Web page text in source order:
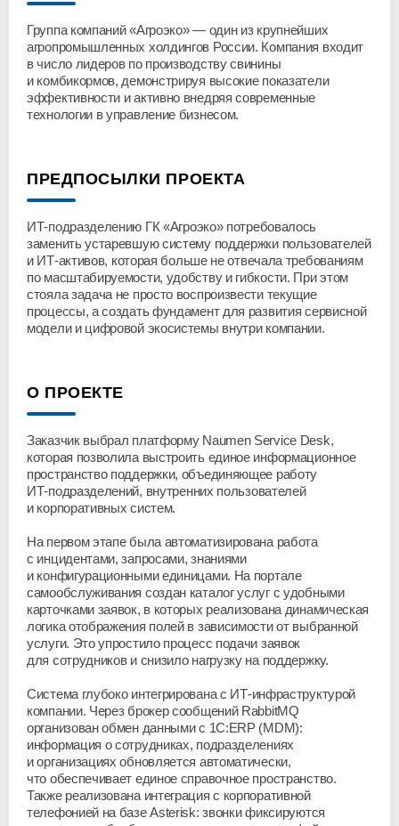
Группа компаний «Агроэко» — один из крупнейших
агропромышленных холдингов России. Компания входит
в число лидеров по производству свинины
и комбикормов, демонстрируя высокие показатели
эффективности и активно внедряя современные
технологии в управление бизнесом.
ПРЕДПОСЫЛКИ ПРОЕКТА
ИТ-подразделению ГК «Агроэко» потребовалось
заменить устаревшую систему поддержки пользователей
и ИТ-активов, которая больше не отвечала требованиям
по масштабируемости, удобству и гибкости. При этом
стояла задача не просто воспроизвести текущие
процессы, а создать фундамент для развития сервисной
модели и цифровой экосистемы внутри компании.
О ПРОЕКТЕ
Заказчик выбрал платформу Naumen Service Desk,
которая позволила выстроить единое информационное
пространство поддержки, объединяющее работу
ИТ-подразделений, внутренних пользователей
и корпоративных систем.
На первом этапе была автоматизирована работа
с инцидентами, запросами, знаниями
и конфигурационными единицами. На портале
самообслуживания создан каталог услуг с удобными
карточками заявок, в которых реализована динамическая
логика отображения полей в зависимости от выбранной
услуги. Это упростило процесс подачи заявок
для сотрудников и снизило нагрузку на поддержку.
Система глубоко интегрирована с ИТ-инфраструктурой
компании. Через брокер сообщений RabbitMQ
организован обмен данными с 1С:ERP (MDM):
информация о сотрудниках, подразделениях
и организациях обновляется автоматически,
что обеспечивает единое справочное пространство.
Также реализована интеграция с корпоративной
телефонией на базе Asterisk: звонки фиксируются